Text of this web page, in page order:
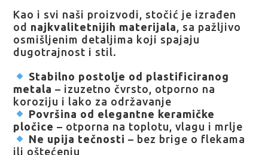
Kao i svi naši proizvodi, stočić je izrađen
od najkvalitetnijih materijala, sa pažljivo
osmišljenim detaljima koji spajaju
dugotrajnost i stil.
Stabilno postolje od plastificiranog
metala – izuzetno čvrsto, otporno na
koroziju i lako za održavanje
Površina od elegantne keramičke
pločice – otporna na toplotu, vlagu i mrlje
Ne upija tečnosti – bez brige o flekama
ili oštećenju